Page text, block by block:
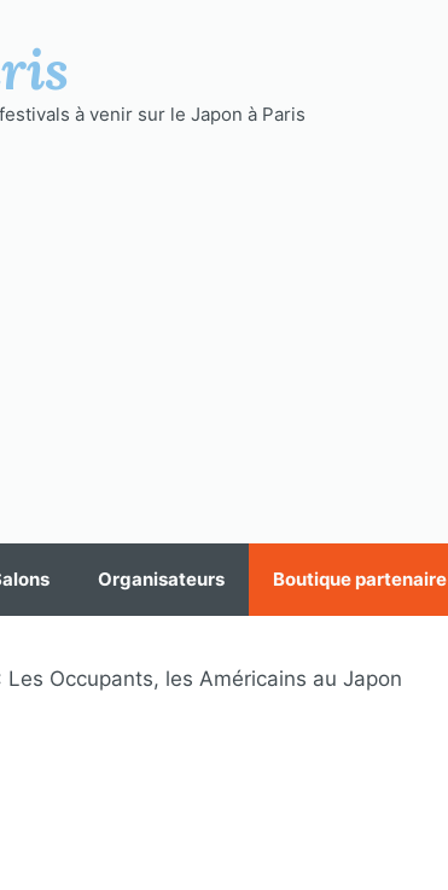
à venir sur le Japon à Paris
Organisateurs Boutique partenaire
Les Occupants, les Américains au Japon